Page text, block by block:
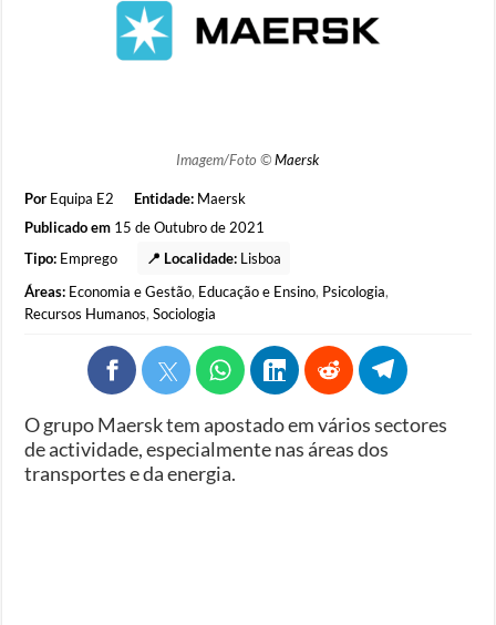
Imagem/Foto ©Maersk
Por Equipa E2 Entidade: Maersk
Publicado em 15 de Outubro de 2021
Tipo: Emprego 📍 Localidade: Lisboa
Áreas: Economia e Gestão, Educação e Ensino, Psicologia,
Recursos Humanos,Sociologia
O grupo Maersk tem apostado em vários sectores
de actividade, especialmente nas áreas dos
transportes e da energia.